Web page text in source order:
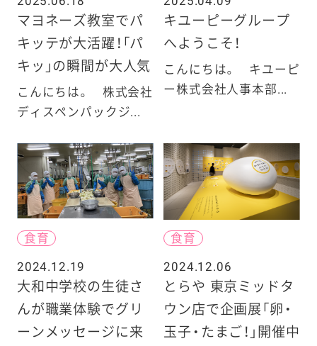
マヨネーズ教室でパ
キッテが大活躍！「パ
キッ」の瞬間が大人気
こんにちは。 株式会社
ディスペンパックジ...
キユーピーグループ
へようこそ！
こんにちは。 キユーピ
ー株式会社人事本部...
食育
2024.12.19
大和中学校の生徒さ
んが職業体験でグリ
ーンメッセージに来
食育
2024.12.06
とらや 東京ミッドタ
ウン店で企画展「卵・
玉子・たまご！」開催中